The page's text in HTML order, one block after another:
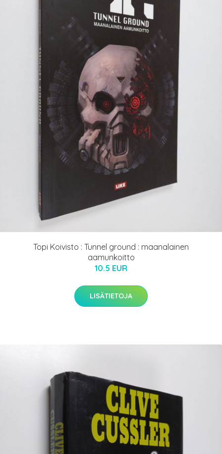
Topi Koivisto : Tunnel ground : maanalainen
aamunkoitto
10.5 EUR
LISÄTIETOJA